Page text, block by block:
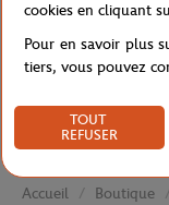
Livraison et
Accueil Boutique
cookies en cliquant
Pour en savoir plus
tiers, vous pouvez
TOUT
REFUSER